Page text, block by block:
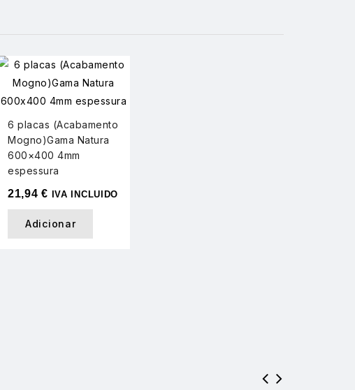
6 placas (Acabamento
Mogno)Gama Natura
600×400 4mm
espessura
21,94€ IVA INCLUIDO
Adicionar